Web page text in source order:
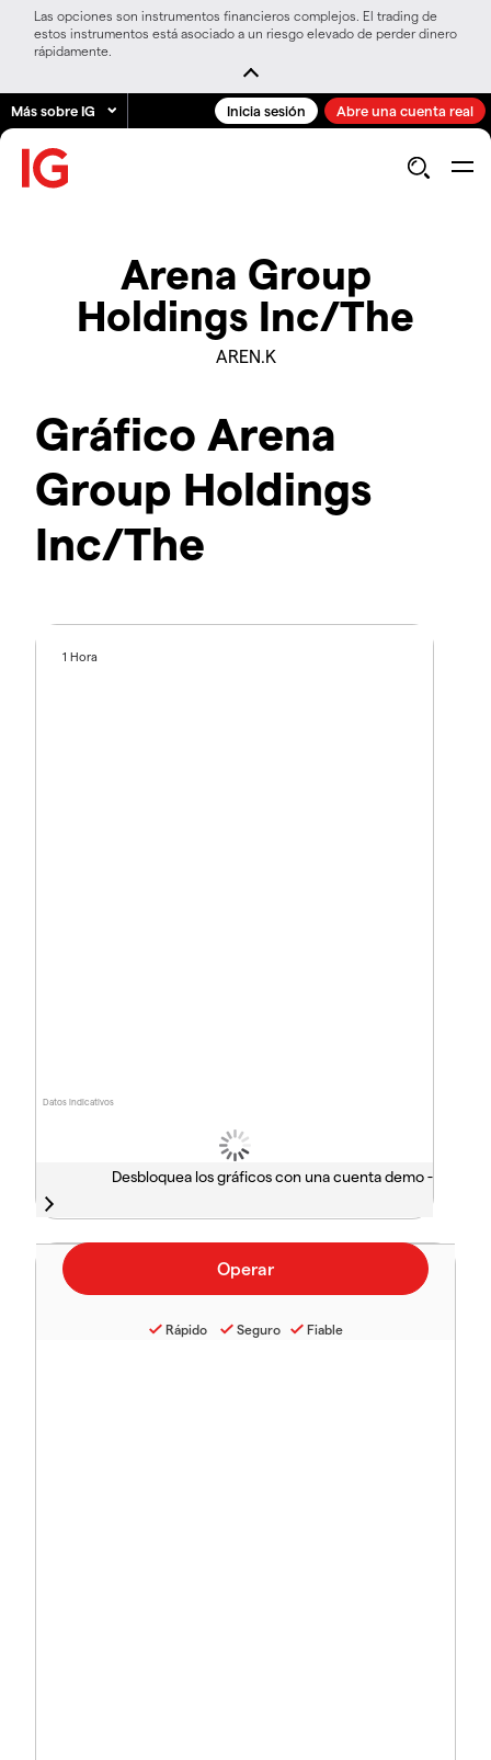
Las opciones son instrumentos financieros complejos. El trading de
estos instrumentos está asociado a un riesgo elevado de perder dinero
rápidamente.
Más sobre IG Inicia sesión Abre una cuenta real
Arena Group
Holdings Inc/The
AREN.K
Gráfico Arena
Group Holdings
Inc/The
Datos indicativos
1 Hora
Desbloquea los gráficos con una cuenta demo -
Rápido Seguro Fiable